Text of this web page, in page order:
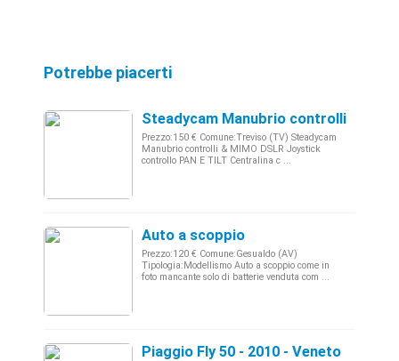
Potrebbe piacerti
Steadycam Manubrio controlli &
Prezzo:150 € Comune:Treviso (TV) Steadycam
Manubrio controlli & MIMO DSLR Joystick
controllo PAN E TILT Centralina c ...
Auto a scoppio
Prezzo:120 € Comune:Gesualdo (AV)
Tipologia:Modellismo Auto a scoppio come in
foto mancante solo di batterie venduta com ...
Piaggio Fly 50 - 2010 - Veneto